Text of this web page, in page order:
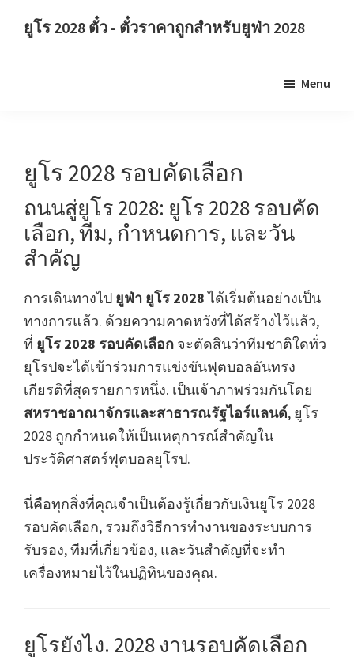
ยูโร 2028 ตั๋ว - ตั๋วราคาถูกสำหรับยูฟ่า 2028
ตั๋ว
ฟุตบอล
ชิง
แชมป์
ยุ
ยู
ฟ่า,
เวมบ
ลีย์
ลอนดอน,
แมน
เชส
เตอร์,
ฟ์,
วิลล่า
ปาร์ค
Menu
ยูโร 2028 รอบคัดเลือก
ถนนสู่ยูโร 2028: ยูโร 2028 รอบคัด
เลือก, ทีม, กำหนดการ, และวัน
สำคัญ
การเดินทางไป ยูฟ่า ยูโร 2028ได้เริ่มต้นอย่างเป็น
ทางการแล้ว. ด้วยความคาดหวังที่ได้สร้างไว้แล้ว,
ที่ ยูโร 2028 รอบคัดเลือก จะตัดสินว่าทีมชาติใดทั่ว
ยุโรปจะได้เข้าร่วมการแข่งขันฟุตบอลอันทรง
เกียรติที่สุดรายการหนึ่ง. เป็นเจ้าภาพร่วมกันโดย
สหราชอาณาจักรและสาธารณรัฐไอร์แลนด์, ยูโร
2028 ถูกกำหนดให้เป็นเหตุการณ์สำคัญใน
ประวัติศาสตร์ฟุตบอลยุโรป.
นี่คือทุกสิ่งที่คุณจำเป็นต้องรู้เกี่ยวกับเงินยูโร 2028
รอบคัดเลือก, รวมถึงวิธีการทำงานของระบบการ
รับรอง, ทีมที่เกี่ยวข้อง, และวันสำคัญที่จะทำ
เครื่องหมายไว้ในปฏิทินของคุณ.
ยูโรยังไง. 2028 งานรอบคัดเลือก